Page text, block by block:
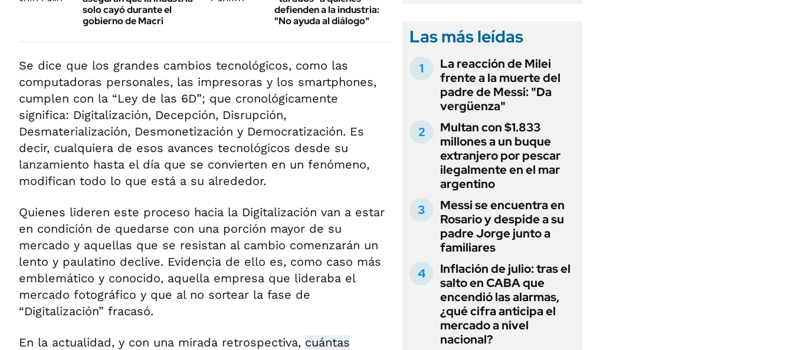
solo cayó durante el
gobierno de Macri
defienden a la industria:
"No ayuda al diálogo"
Se dice que los grandes cambios tecnológicos, como las
computadoras personales, las impresoras y los smartphones,
cumplen con la “Ley de las 6D”; que cronológicamente
significa: Digitalización, Decepción, Disrupción,
Desmaterialización, Desmonetización y Democratización. Es
decir, cualquiera de esos avances tecnológicos desde su
lanzamiento hasta el día que se convierten en un fenómeno,
modifican todo lo que está a su alrededor.
Quienes lideren este proceso hacia la Digitalización van a estar
en condición de quedarse con una porción mayor de su
mercado y aquellas que se resistan al cambio comenzarán un
lento y paulatino declive. Evidencia de ello es, como caso más
emblemático y conocido, aquella empresa que lideraba el
mercado fotográfico y que al no sortear la fase de
“Digitalización” fracasó.
En la actualidad, y con una mirada retrospectiva, cuántas
Las más leídas
La reacción de Milei
frente a la muerte del
padre de Messi: "Da
vergüenza"
Multan con $1.833
millones a un buque
extranjero por pescar
ilegalmente en el mar
argentino
Messi se encuentra en
Rosario y despide a su
padre Jorge junto a
familiares
Inflación de julio: tras el
salto en CABA que
encendió las alarmas,
¿qué cifra anticipa el
mercado a nivel
nacional?